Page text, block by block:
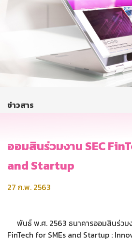
บริการทางการเงิน
ติดต่อเรา
บริการออนไลน์
ข่าวสาร
ออมสินร่วมงาน SEC
and Startup
27 ก.พ. 2563
พันธ์ พ.ศ. 2563 ธนาคารออมสินร่วมง
FinTech for SMEs and Startup :